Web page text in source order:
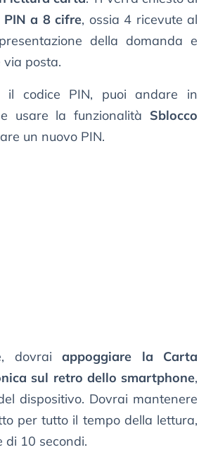
PIN a 8 cifre, ossia 4 ricevute al
della domanda e
posta.
il codice PIN, puoi andare in
e usare la funzionalità Sblocco
un nuovo PIN.
dovrai appoggiare la Carta
sul retro dello smartphone,
dispositivo. Dovrai mantenere
per tutto il tempo della lettura,
di 10 secondi.